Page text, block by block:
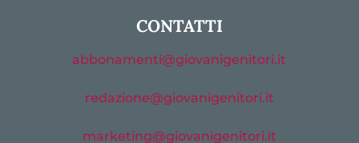
CONTATTI
abbonamenti@giovanigenitori.it
redazione@giovanigenitori.it
marketing@giovanigenitori.it